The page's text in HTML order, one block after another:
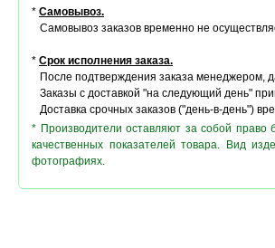
* Самовывоз.
Самовывоз заказов временно не
* Срок исполнения заказа.
После подтверждения заказа менеджером,
Заказы с доставкой "на следующий день"
Доставка срочных заказов ("день-в-день")
* Производители оставляют за собой право
качественных показателей товара. Вид
фотографиях.